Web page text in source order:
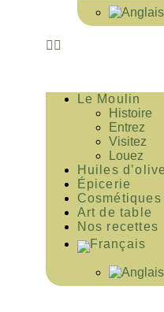
Le Moulin
Histoire
Entrez
Visitez
Louez
Huiles
Épicerie
Cosmétiques
Art de table
Nos recettes